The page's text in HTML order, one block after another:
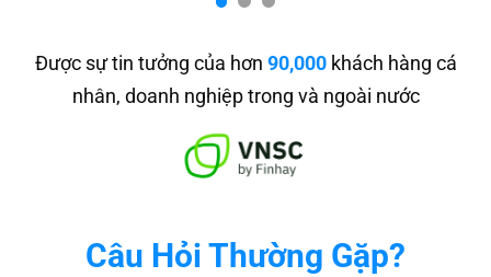
Được sự tin tưởng của hơn 90,000 khách hàng cá
nhân, doanh nghiệp trong và ngoài nước
Câu Hỏi Thường Gặp?